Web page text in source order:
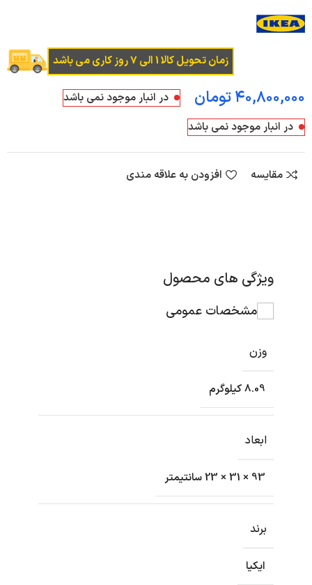
زمان تحویل کالا 1 الی 7 روز کاری می باشد
تومان
در انبار موجود نمی باشد
در انبار موجود نمی باشد
مقایسه افزودن به علاقه مندی
ویژگی های محصول
مشخصات عمومی
وزن
8.09 کیلوگرم
ابعاد
93 × 31 × 23 سانتیمتر
برند
ایکیا